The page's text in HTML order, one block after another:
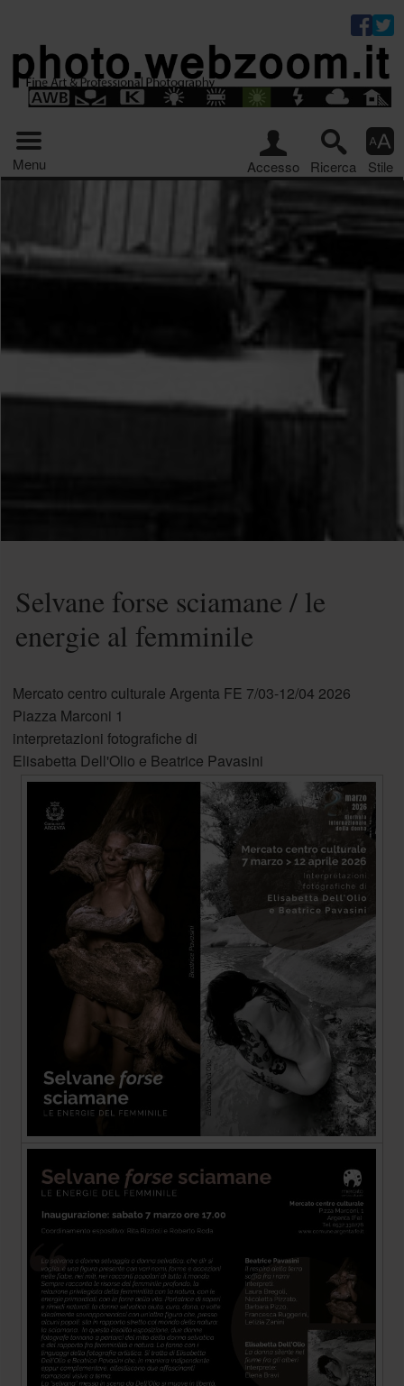
Menu principale
Menu
Riquadro
Accesso Ricerca Stile
Selvane forse sciamane / le
energie al femminile
Mercato centro culturale Argenta FE 7/03-12/04 2026
Piazza Marconi 1
interpretazioni fotografiche di
Elisabetta Dell'Olio e Beatrice Pavasini